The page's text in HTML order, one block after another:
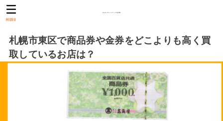
おたからやスーパーアークス光星店
MENU
札幌市東区で商品券や金券をどこよりも高く買
取しているお店は？